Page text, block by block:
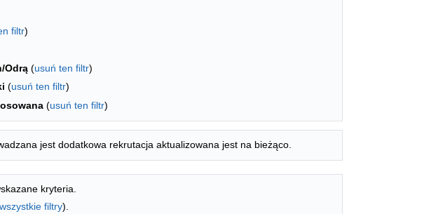
filtr)
Odrą (usuń ten filtr)
(usuń ten filtr)
(usuń ten filtr)
jest dodatkowa rekrutacja aktualizowana jest na bieżąco.
kryteria.
filtry).